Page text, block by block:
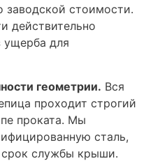
заводской стоимости.
действительно
ущерба для
геометрии. Вся
проходит строгий
проката. Мы
сталь,
срок службы крыши.